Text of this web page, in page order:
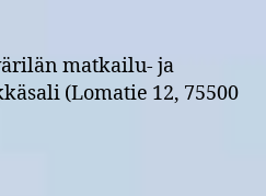
matkailu- ja
(Lomatie 12, 75500